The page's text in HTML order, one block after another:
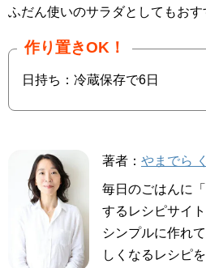
ふだん使いのサラダとしてもおす
作り置きOK！
日持ち：冷蔵保存で6日
著者： やまでら
毎日のごはんに
するレシピサイト
シンプルに作れ
しくなるレシピ